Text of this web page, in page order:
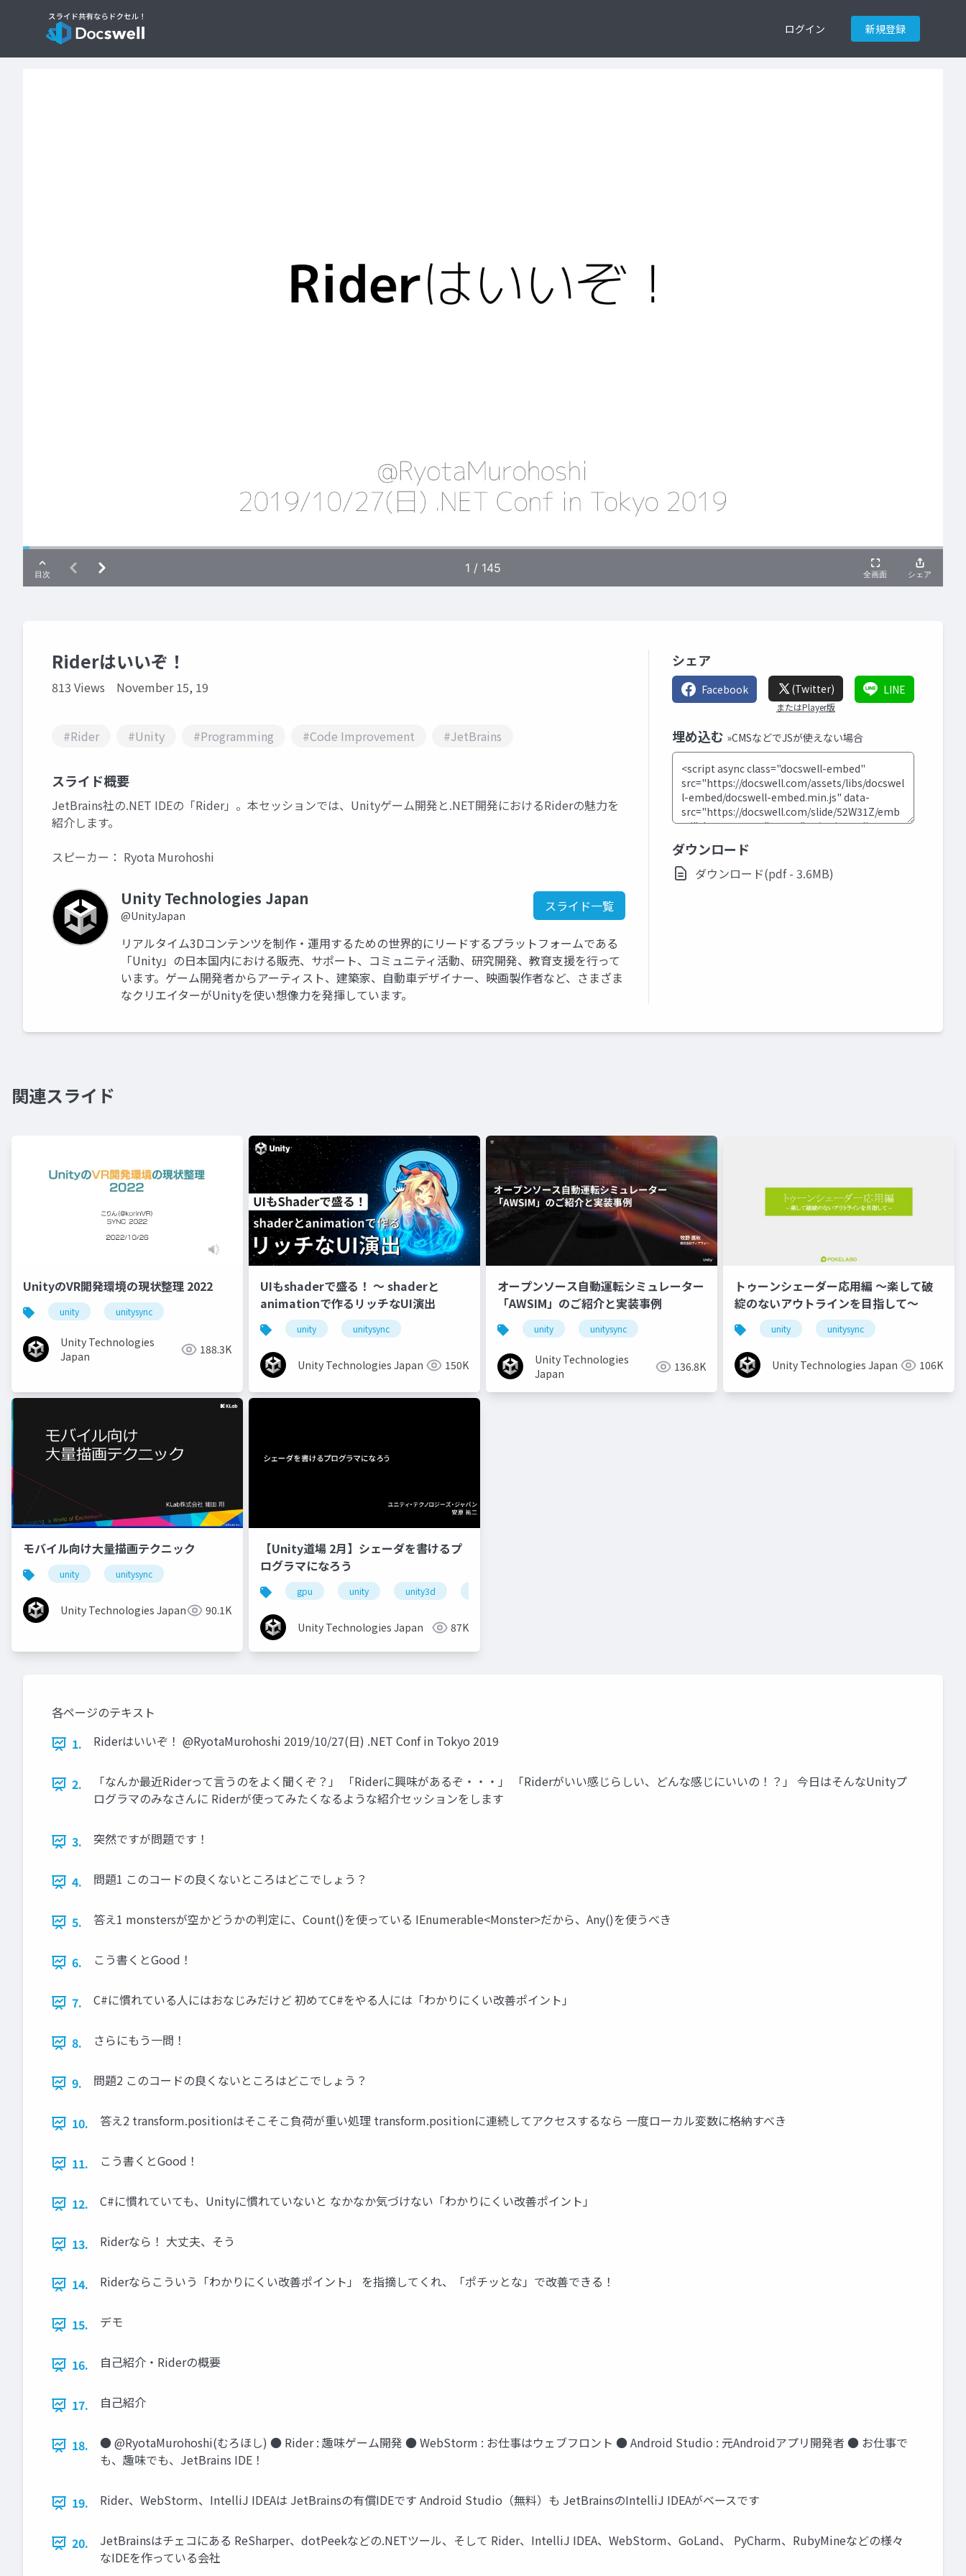
ログイン 新規登録
Riderはいいぞ！
813 Views November 15, 19
#Rider #Unity #Programming #Code Improvement #JetBrains
スライド概要
JetBrains社の.NET IDEの「Rider」。本セッションでは、Unityゲーム開発と.NET開発におけるRiderの魅力を
紹介します。
スピーカー： Ryota Murohoshi
Unity Technologies Japan
@UnityJapan
スライド一覧
リアルタイム3Dコンテンツを制作・運用するための世界的にリードするプラットフォームである
「Unity」の日本国内における販売、サポート、コミュニティ活動、研究開発、教育支援を行って
います。ゲーム開発者からアーティスト、建築家、自動車デザイナー、映画製作者など、さまざま
なクリエイターがUnityを使い想像力を発揮しています。
シェア
Facebook (Twitter)
またはPlayer版
LINE
埋め込む »CMSなどでJSが使えない場合
ダウンロード
ダウンロード(pdf - 3.6MB)
関連スライド
UnityのVR開発環境の現状整理 2022
unity unitysync
Unity Technologies
Japan
188.3K
UIもshaderで盛る！ 〜 shaderと
animationで作るリッチなUI演出
unity unitysync
Unity Technologies Japan 150K
オープンソース自動運転シミュレーター
「AWSIM」のご紹介と実装事例
unity unitysync
Unity Technologies
Japan
136.8K
トゥーンシェーダー応用編 ～楽して破
綻のないアウトラインを目指して～
unity unitysync
Unity Technologies Japan 106K
モバイル向け大量描画テクニック
unity unitysync
Unity Technologies Japan 90.1K
【Unity道場 2月】シェーダを書けるプ
ログラマになろう
gpu unity unity3d
Unity Technologies Japan 87K
各ページのテキスト
1.
Riderはいいぞ！ @RyotaMurohoshi 2019/10/27(日) .NET Conf in Tokyo 2019
2.
「なんか最近Riderって言うのをよく聞くぞ？」 「Riderに興味があるぞ・・・」 「Riderがいい感じらしい、どんな感じにいいの！？」 今日はそんなUnityプ
ログラマのみなさんに Riderが使ってみたくなるような紹介セッションをします
3. 突然ですが問題です！
4. 問題1 このコードの良くないところはどこでしょう？
5. 答え1 monstersが空かどうかの判定に、Count()を使っている IEnumerable<Monster>だから、Any()を使うべき
6. こう書くとGood！
7. C#に慣れている人にはおなじみだけど 初めてC#をやる人には「わかりにくい改善ポイント」
8. さらにもう一問！
9. 問題2 このコードの良くないところはどこでしょう？
10. 答え2 transform.positionはそこそこ負荷が重い処理 transform.positionに連続してアクセスするなら 一度ローカル変数に格納すべき
11. こう書くとGood！
12. C#に慣れていても、Unityに慣れていないと なかなか気づけない「わかりにくい改善ポイント」
13. Riderなら！ 大丈夫、そう
14. Riderならこういう「わかりにくい改善ポイント」 を指摘してくれ、「ポチッとな」で改善できる！
15. デモ
16. 自己紹介・Riderの概要
17. 自己紹介
18.
● @RyotaMurohoshi(むろほし) ● Rider : 趣味ゲーム開発 ● WebStorm : お仕事はウェブフロント ● Android Studio : 元Androidアプリ開発者 ● お仕事で
も、趣味でも、JetBrains IDE！
19. Rider、WebStorm、IntelliJ IDEAは JetBrainsの有償IDEです Android Studio（無料）も JetBrainsのIntelliJ IDEAがベースです
20.
JetBrainsはチェコにある ReSharper、dotPeekなどの.NETツール、そして Rider、IntelliJ IDEA、WebStorm、GoLand、 PyCharm、RubyMineなどの様々
なIDEを作っている会社